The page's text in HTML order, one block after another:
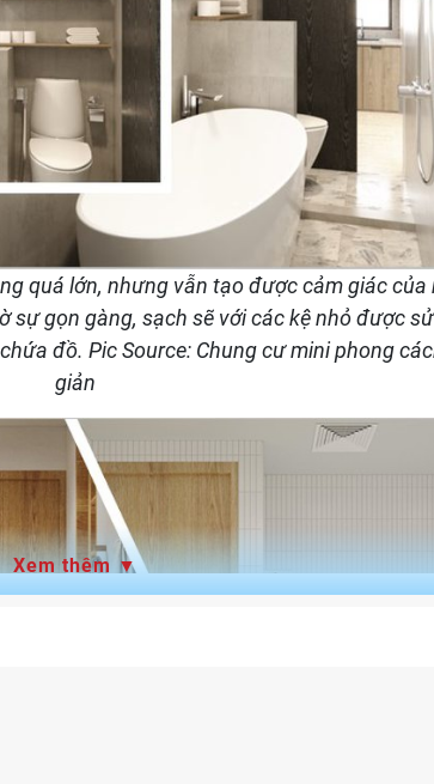
quá lớn, nhưng vẫn tạo được cảm giác của
sự gọn gàng, sạch sẽ với các kệ nhỏ được
đồ. Pic Source: Chung cư mini phong
giản
Xem thêm ▼